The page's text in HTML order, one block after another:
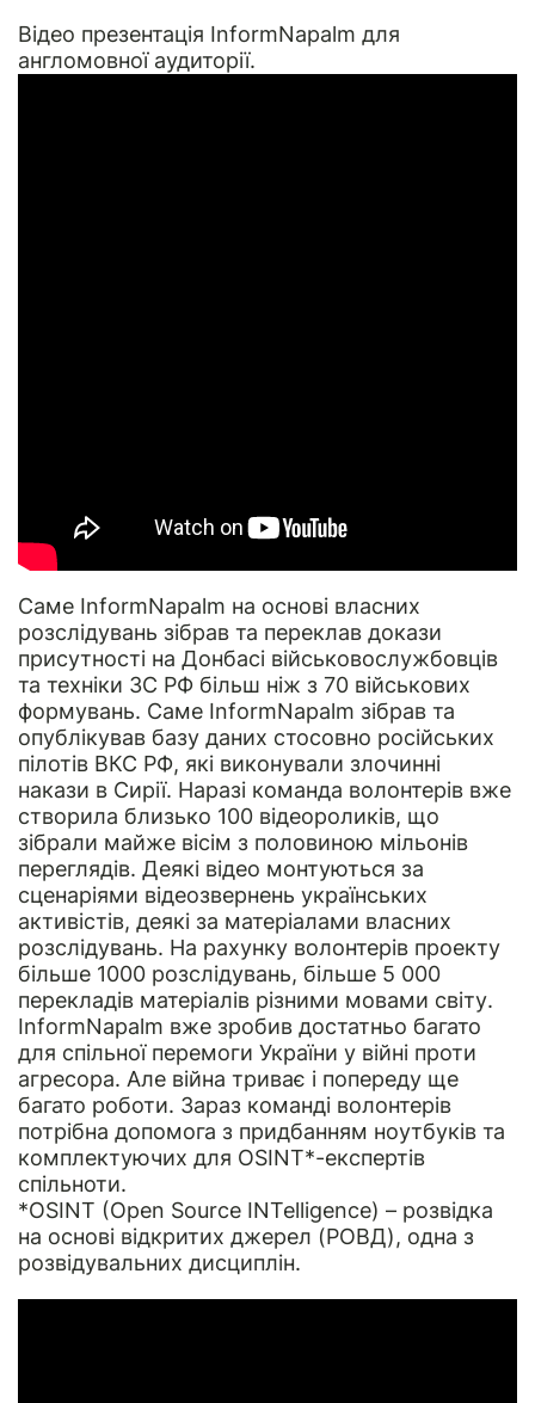
Відео презентація InformNapalm для
англомовної аудиторії.
Саме InformNapalm на основі власних
розслідувань зібрав та переклав докази
присутності на Донбасі військовослужбовців
та техніки ЗС РФ більш ніж з 70 військових
формувань. Саме InformNapalm зібрав та
опублікував базу даних стосовно російських
пілотів ВКС РФ, які виконували злочинні
накази в Сирії. Наразі команда волонтерів вже
створила близько 100 відеороликів, що
зібрали майже вісім з половиною мільонів
переглядів. Деякі відео монтуються за
сценаріями відеозвернень українських
активістів, деякі за матеріалами власних
розслідувань. На рахунку волонтерів проекту
більше 1000 розслідувань, більше 5 000
перекладів матеріалів різними мовами світу.
InformNapalm вже зробив достатньо багато
для спільної перемоги України у війні проти
агресора. Але війна триває і попереду ще
багато роботи. Зараз команді волонтерів
потрібна допомога з придбанням ноутбуків та
комплектуючих для OSINT*-експертів
спільноти.
*OSINT (Open Source INTelligence) – розвідка
на основі відкритих джерел (РОВД), одна з
розвідувальних дисциплін.